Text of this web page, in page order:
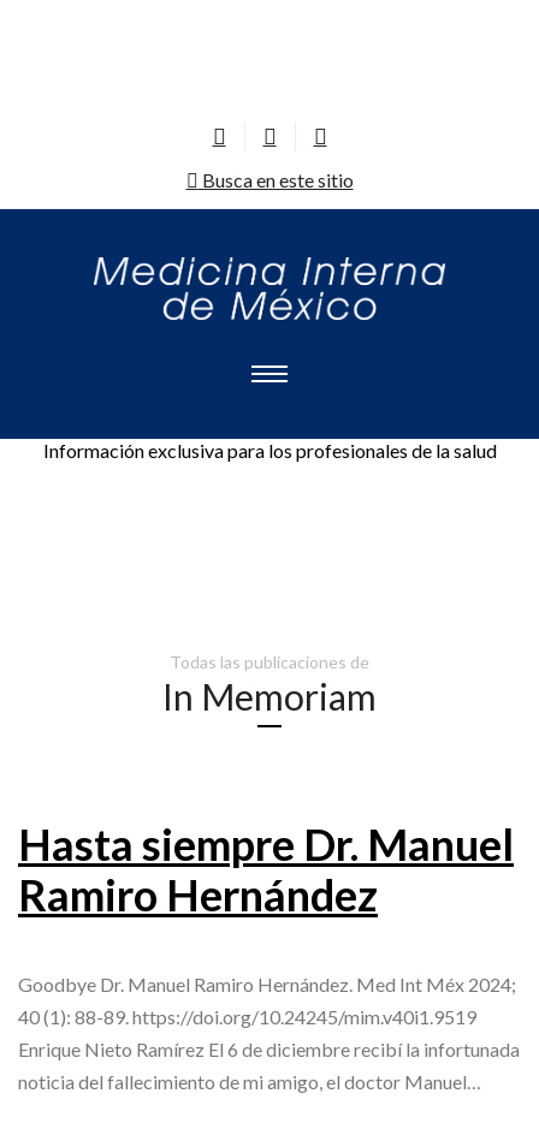
Busca en este sitio
Información exclusiva para los profesionales de la salud
Todas las publicaciones de
In Memoriam
Hasta siempre Dr. Manuel
Ramiro Hernández
Goodbye Dr. Manuel Ramiro Hernández. Med Int Méx 2024;
40 (1): 88-89. https://doi.org/10.24245/mim.v40i1.9519
Enrique Nieto Ramírez El 6 de diciembre recibí la infortunada
noticia del fallecimiento de mi amigo, el doctor Manuel…